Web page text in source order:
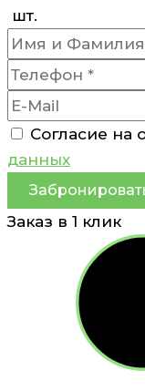
шт.
Согласие на
данных
Заказ в 1 клик